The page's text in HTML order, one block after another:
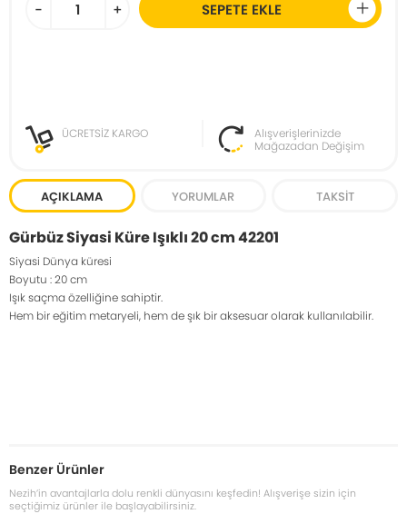
- + SEPETE EKLE
ÜCRETSİZ KARGO
Alışverişlerinizde
Mağazadan Değişim
AÇIKLAMA YORUMLAR TAKSIT
Gürbüz Siyasi Küre Işıklı 20 cm 42201
Siyasi Dünya küresi
Boyutu : 20 cm
Işık saçma özelliğine sahiptir.
Hem bir eğitim metaryeli, hem de şık bir aksesuar olarak kullanılabilir.
Benzer Ürünler
Nezih’in avantajlarla dolu renkli dünyasını keşfedin! Alışverişe sizin için
seçtiğimiz ürünler ile başlayabilirsiniz.